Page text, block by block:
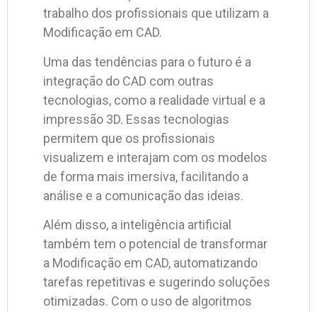
trabalho dos profissionais que utilizam a
Modificação em CAD.
Uma das tendências para o futuro é a
integração do CAD com outras
tecnologias, como a realidade virtual e a
impressão 3D. Essas tecnologias
permitem que os profissionais
visualizem e interajam com os modelos
de forma mais imersiva, facilitando a
análise e a comunicação das ideias.
Além disso, a inteligência artificial
também tem o potencial de transformar
a Modificação em CAD, automatizando
tarefas repetitivas e sugerindo soluções
otimizadas. Com o uso de algoritmos